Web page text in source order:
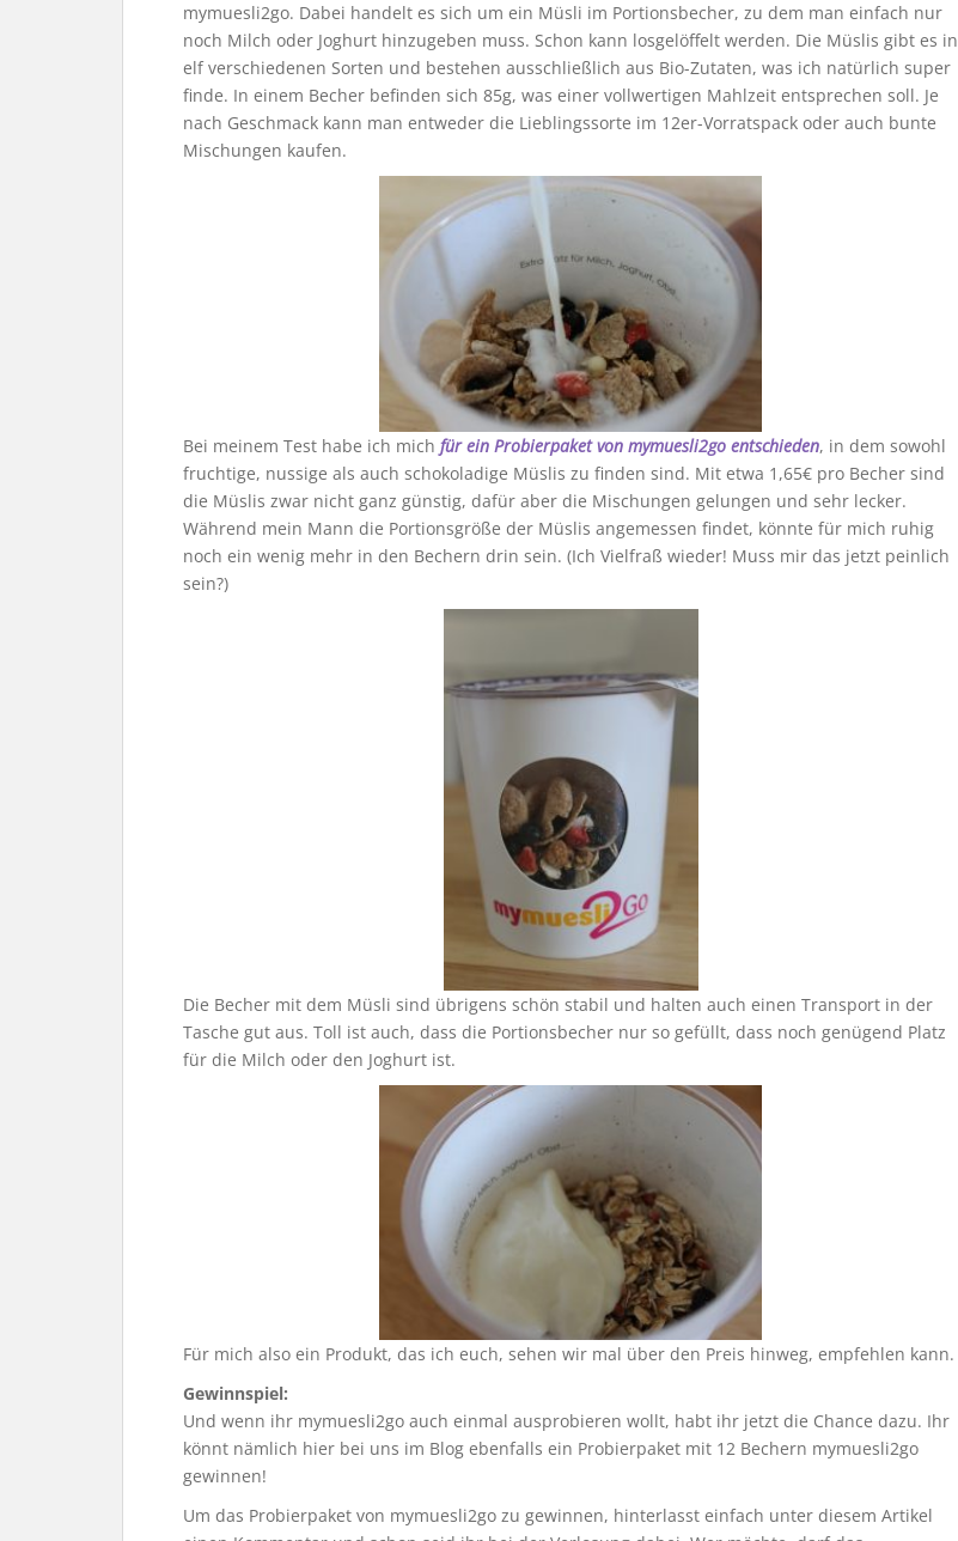
mymuesli2go. Dabei handelt es sich um ein Müsli im Portionsbecher, zu dem man einfach nur
noch Milch oder Joghurt hinzugeben muss. Schon kann losgelöffelt werden. Die Müslis gibt es in
elf verschiedenen Sorten und bestehen ausschließlich aus Bio-Zutaten, was ich natürlich super
finde. In einem Becher befinden sich 85g, was einer vollwertigen Mahlzeit entsprechen soll. Je
nach Geschmack kann man entweder die Lieblingssorte im 12er-Vorratspack oder auch bunte
Mischungen kaufen.
Bei meinem Test habe ich mich für ein Probierpaket von mymuesli2go entschieden, in dem sowohl
fruchtige, nussige als auch schokoladige Müslis zu finden sind. Mit etwa 1,65€ pro Becher sind
die Müslis zwar nicht ganz günstig, dafür aber die Mischungen gelungen und sehr lecker.
Während mein Mann die Portionsgröße der Müslis angemessen findet, könnte für mich ruhig
noch ein wenig mehr in den Bechern drin sein. (Ich Vielfraß wieder! Muss mir das jetzt peinlich
sein?)
Die Becher mit dem Müsli sind übrigens schön stabil und halten auch einen Transport in der
Tasche gut aus. Toll ist auch, dass die Portionsbecher nur so gefüllt, dass noch genügend Platz
für die Milch oder den Joghurt ist.
Für mich also ein Produkt, das ich euch, sehen wir mal über den Preis hinweg, empfehlen kann.
Gewinnspiel:
Und wenn ihr mymuesli2go auch einmal ausprobieren wollt, habt ihr jetzt die Chance dazu. Ihr
könnt nämlich hier bei uns im Blog ebenfalls ein Probierpaket mit 12 Bechern mymuesli2go
gewinnen!
Um das Probierpaket von mymuesli2go zu gewinnen, hinterlasst einfach unter diesem Artikel